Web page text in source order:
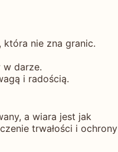
nie zna granic.
w darze.
i radością.
a wiara jest jak
trwałości i ochrony